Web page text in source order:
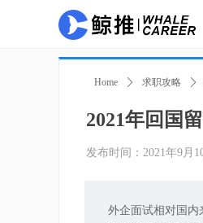
2021年回国
发布时间： 2021年9月
外企面试相对国内
Home ꄲ 求职攻略 ꄲ